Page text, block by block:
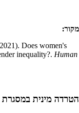
מקור:
Does women's
inequality?. Human
הטרדה מינית